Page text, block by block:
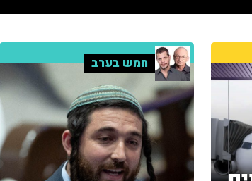
חמש בערב